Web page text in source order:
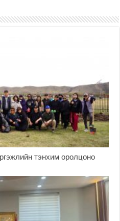
тэнхим оролцоно